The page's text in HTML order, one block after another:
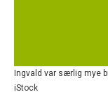
Ingvald var særlig mye
iStock